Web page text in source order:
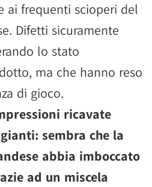
ai frequenti scioperi del
Difetti sicuramente
lo stato
ma che hanno reso
di gioco.
ricavate
sembra che la
abbia imboccato
ad un miscela